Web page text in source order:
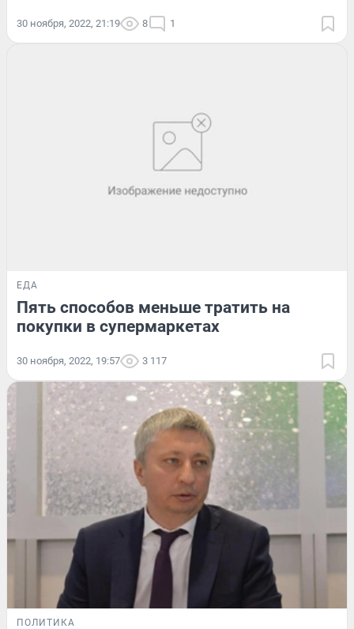
30 ноября, 2022, 21:19 8 1
ЕДА
Пять способов меньше тратить на
покупки в супермаркетах
30 ноября, 2022, 19:57 3 117
ПОЛИТИКА